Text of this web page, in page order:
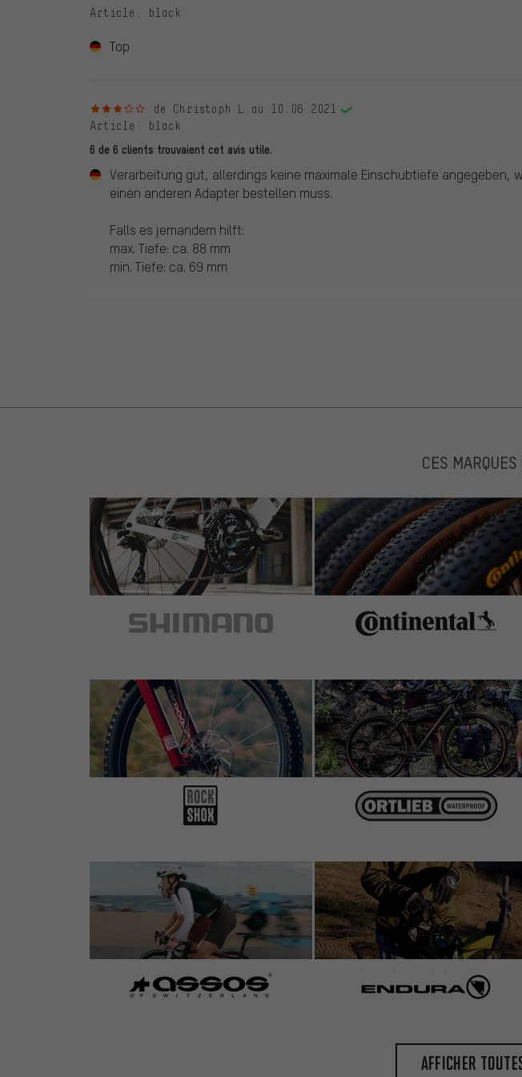
Article : black
Top
3 sur 5 étoilesde Christoph L. au 10.06.2021
Article : black
6 de 6 clients trouvaient cet avis utile.
Verarbeitung gut, allerdings keine maximale Einschubtiefe angegeben,
einen anderen Adapter bestellen muss.
Falls es jemandem hilft:
max. Tiefe: ca. 88 mm
min. Tiefe: ca. 69 mm
CES
Afficher